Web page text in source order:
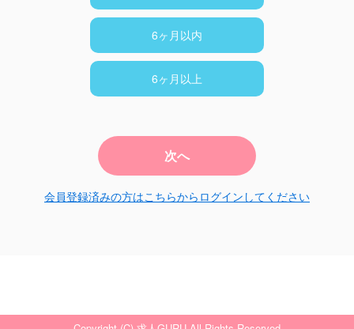
6ヶ月以内
6ヶ月以上
次へ
会員登録済みの方はこちらからログインしてください